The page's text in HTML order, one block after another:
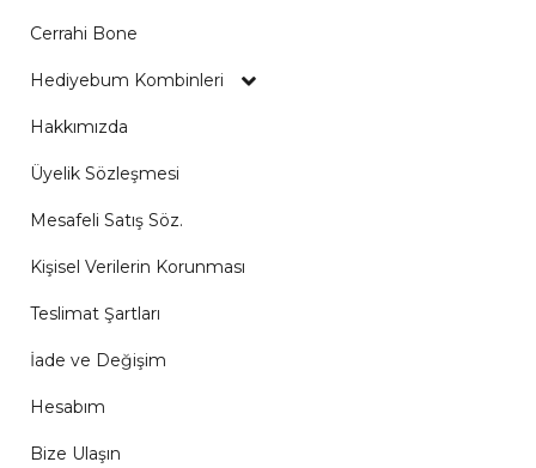
Cerrahi Bone
Hediyebum Kombinleri
Hakkımızda
Üyelik Sözleşmesi
Mesafeli Satış Söz.
Kişisel Verilerin Korunması
Teslimat Şartları
İade ve Değişim
Hesabım
Bize Ulaşın